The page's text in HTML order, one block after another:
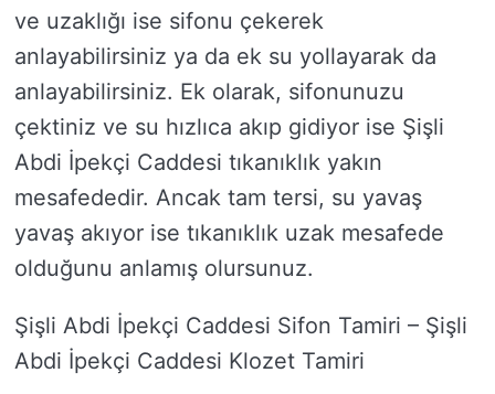
ve uzaklığı ise sifonu çekerek
anlayabilirsiniz ya da ek su yollayarak da
anlayabilirsiniz. Ek olarak, sifonunuzu
çektiniz ve su hızlıca akıp gidiyor ise Şişli
Abdi İpekçi Caddesi tıkanıklık yakın
mesafededir. Ancak tam tersi, su yavaş
yavaş akıyor ise tıkanıklık uzak mesafede
olduğunu anlamış olursunuz.
Şişli Abdi İpekçi Caddesi Sifon Tamiri – Şişli
Abdi İpekçi Caddesi Klozet Tamiri